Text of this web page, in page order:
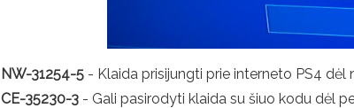
NW-31254-5 - Klaida prisijungti prie interneto PS4 dėl
CE-35230-3 - Gali pasirodyti klaida su šiuo kodu dėl